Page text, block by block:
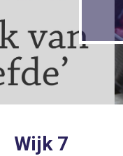
Wijk 7